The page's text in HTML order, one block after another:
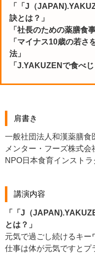
「「J（
訣とは？」
「社長のための薬膳食事
「マイナス10歳の若
法」
「J.YAKUZENで食べ
肩書き
一般社団法人和漢薬膳
メンター・フーズ株式
NPO日本食育インストラ
講演内容
「「J（
とは？」
元気で過ごし続けるキー
仕事は体が元気ですとプ